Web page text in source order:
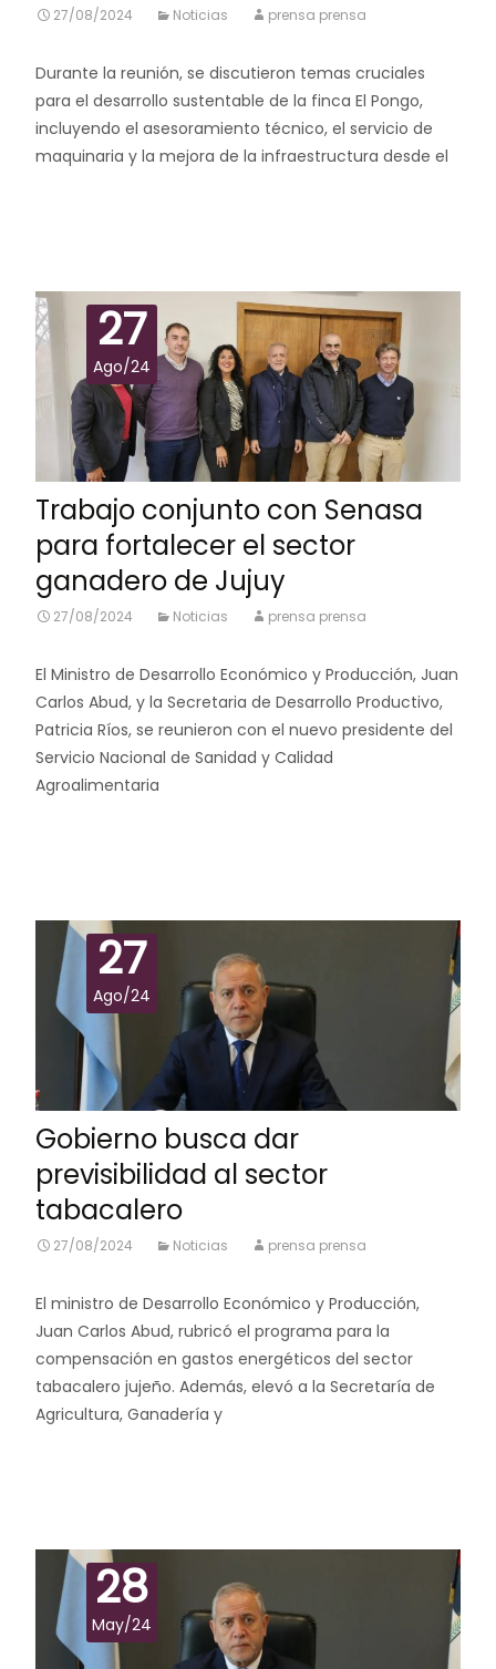
27/08/2024 Noticias prensa prensa
Durante la reunión, se discutieron temas cruciales
para el desarrollo sustentable de la finca El Pongo,
incluyendo el asesoramiento técnico, el servicio de
maquinaria y la mejora de la infraestructura desde el
27
Ago/24
Trabajo conjunto con Senasa
para fortalecer el sector
ganadero de Jujuy
27/08/2024 Noticias prensa prensa
El Ministro de Desarrollo Económico y Producción, Juan
Carlos Abud, y la Secretaria de Desarrollo Productivo,
Patricia Ríos, se reunieron con el nuevo presidente del
Servicio Nacional de Sanidad y Calidad
Agroalimentaria
27
Ago/24
Gobierno busca dar
previsibilidad al sector
tabacalero
27/08/2024 Noticias prensa prensa
El ministro de Desarrollo Económico y Producción,
Juan Carlos Abud, rubricó el programa para la
compensación en gastos energéticos del sector
tabacalero jujeño. Además, elevó a la Secretaría de
Agricultura, Ganadería y
28
May/24